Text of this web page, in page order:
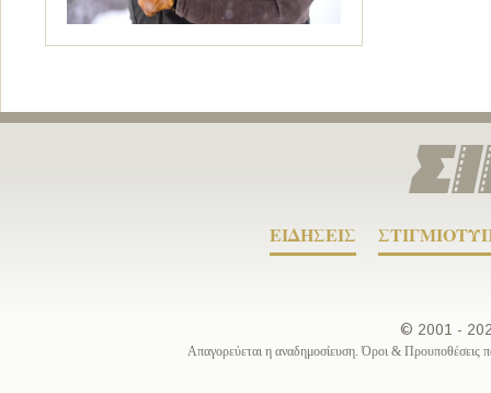
ΕΙΔΗΣΕΙΣ
© 2001 -
Απαγορεύεται η αναδημοσίευση. Όροι & Προυποθέσεις